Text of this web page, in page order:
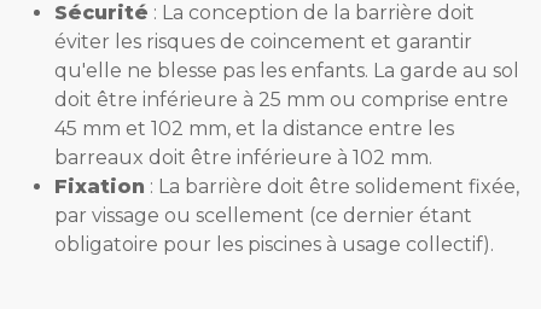
Sécurité : La conception de la barrière doit
éviter les risques de coincement et garantir
qu'elle ne blesse pas les enfants. La garde au sol
doit être inférieure à 25 mm ou comprise entre
45 mm et 102 mm, et la distance entre les
barreaux doit être inférieure à 102 mm.
Fixation : La barrière doit être solidement fixée,
par vissage ou scellement (ce dernier étant
obligatoire pour les piscines à usage collectif).